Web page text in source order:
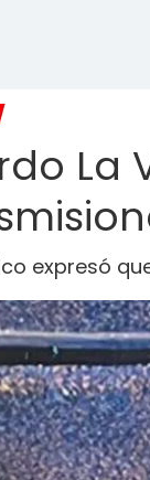
La
expresó